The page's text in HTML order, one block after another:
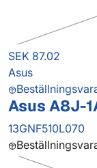
SEK 87.02
Asus
Asus A8J-
13GNF510L070